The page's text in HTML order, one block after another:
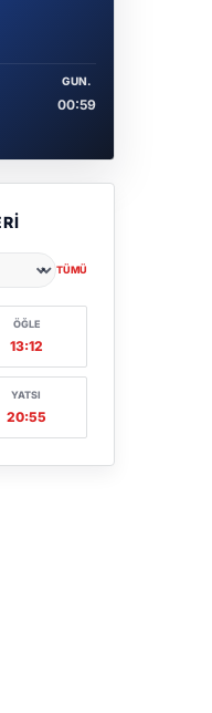
GUN.
00:59
TÜMÜ
ÖĞLE
13:12
YATSI
20:55